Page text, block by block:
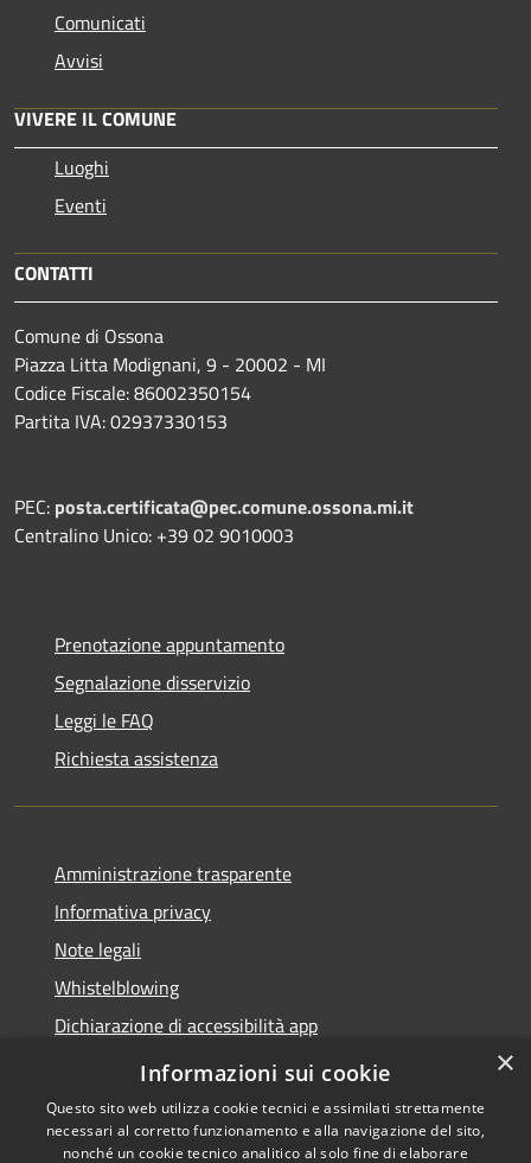
Comunicati
Avvisi
VIVERE IL COMUNE
Luoghi
Eventi
CONTATTI
Comune di Ossona
Piazza Litta Modignani, 9 - 20002 - MI
Codice Fiscale: 86002350154
Partita IVA: 02937330153
PEC: posta.certificata@pec.comune.ossona.mi.it
Centralino Unico: +39 02 9010003
Prenotazione appuntamento
Segnalazione disservizio
Leggi le FAQ
Richiesta assistenza
Amministrazione trasparente
Informativa privacy
Note legali
Whistelblowing
Dichiarazione di accessibilità app
Dichiarazione di accessibilità sito
×
Informazioni sui cookie
Questo sito web utilizza cookie tecnici e assimilati strettamente
necessari al corretto funzionamento e alla navigazione del sito,
nonché un cookie tecnico analitico al solo fine di elaborare